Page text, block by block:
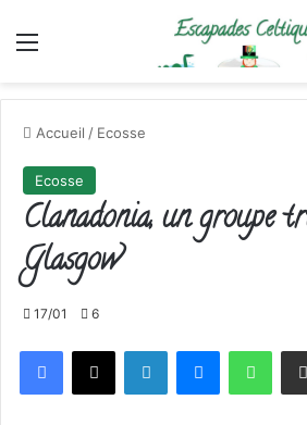
Menu
Accueil / Ecosse
Ecosse
Clanadonia, un groupe
Glasgow
17/01 6
Facebook
X LinkedinMessenger